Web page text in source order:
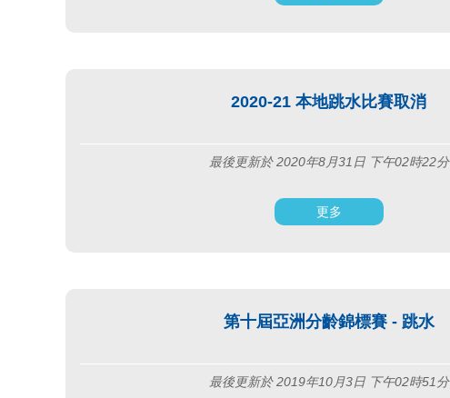
2020-21 本地跳水比賽取消
最後更新於 2020年8月31日 下午02時22分
更多
第十屆亞洲分齡錦標賽 - 跳水
最後更新於 2019年10月3日 下午02時51分